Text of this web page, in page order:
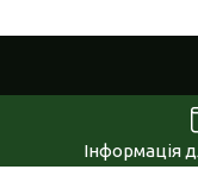
Інформація